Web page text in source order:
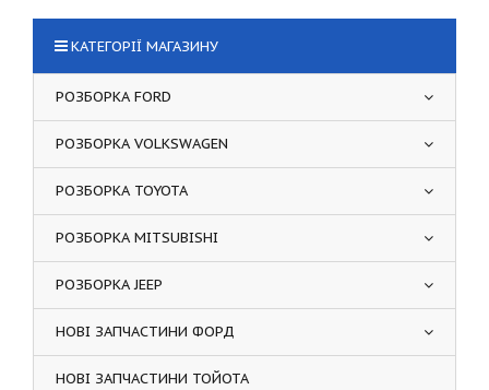
КАТЕГОРІЇ МАГАЗИНУ
РОЗБОРКА FORD
РОЗБОРКА VOLKSWAGEN
РОЗБОРКА TOYOTA
РОЗБОРКА MITSUBISHI
РОЗБОРКА JEEP
НОВІ ЗАПЧАСТИНИ ФОРД
НОВІ ЗАПЧАСТИНИ ТОЙОТА